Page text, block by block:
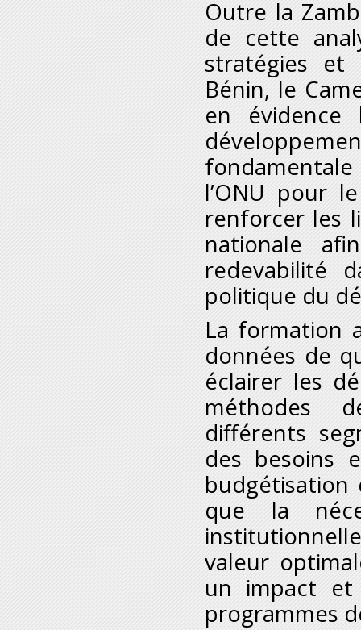
Outre la
de cette
stratégies et
Bénin, le
en
l’ONU pour
renforcer les
nationale
redevabilité
politique du
La formation
données de
éclairer les
méthodes
différents
des besoins
que la
valeur
un impact
programmes